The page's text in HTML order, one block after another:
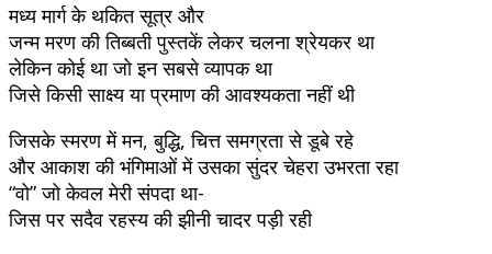
मध्य मार्ग के थकित सूत्र और
जन्म मरण की तिब्बती पुस्तकें लेकर चलना श्रेयकर था
लेकिन कोई था जो इन सबसे व्यापक था
जिसे किसी साक्ष्य या प्रमाण की आवश्यकता नहीं थी
जिसके स्मरण में मन, बुद्धि, चित्त समग्रता से डूबे रहे
और आकाश की भंगिमाओं में उसका सुंदर चेहरा उभरता रहा
“वो” जो केवल मेरी संपदा था-
जिस पर सदैव रहस्य की झीनी चादर पड़ी रही